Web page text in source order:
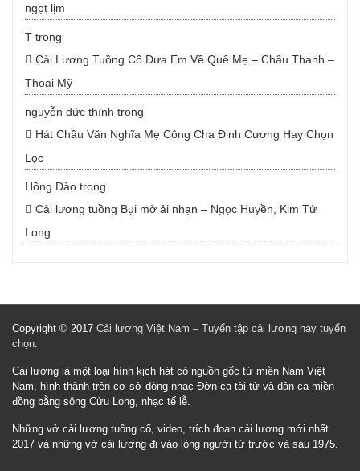
ngọt lịm
T trong
Cải Lương Tuồng Cổ Đưa Em Về Quê Mẹ – Châu Thanh –
Thoại Mỹ
nguyễn đức thính trong
Hát Chầu Văn Nghĩa Mẹ Công Cha Đinh Cương Hay Chọn
Lọc
Hồng Đào trong
Cải lương tuồng Bụi mờ ải nhạn – Ngọc Huyền, Kim Tử
Long
Copyright © 2017 Cải lương Việt Nam – Tuyển tập cải lương hay tuyển
chọn.
Cải lương là một loại hình kịch hát có nguồn gốc từ miền Nam Việt
Nam, hình thành trên cơ sở dòng nhạc Đờn ca tài tử và dân ca miền
đồng bằng sông Cửu Long, nhạc tế lễ.
Những vở cải lương tuồng cổ, video, trích đoạn cải lương mới nhất
2017 và những vở cải lương đi vào lòng người từ trước và sau 1975.